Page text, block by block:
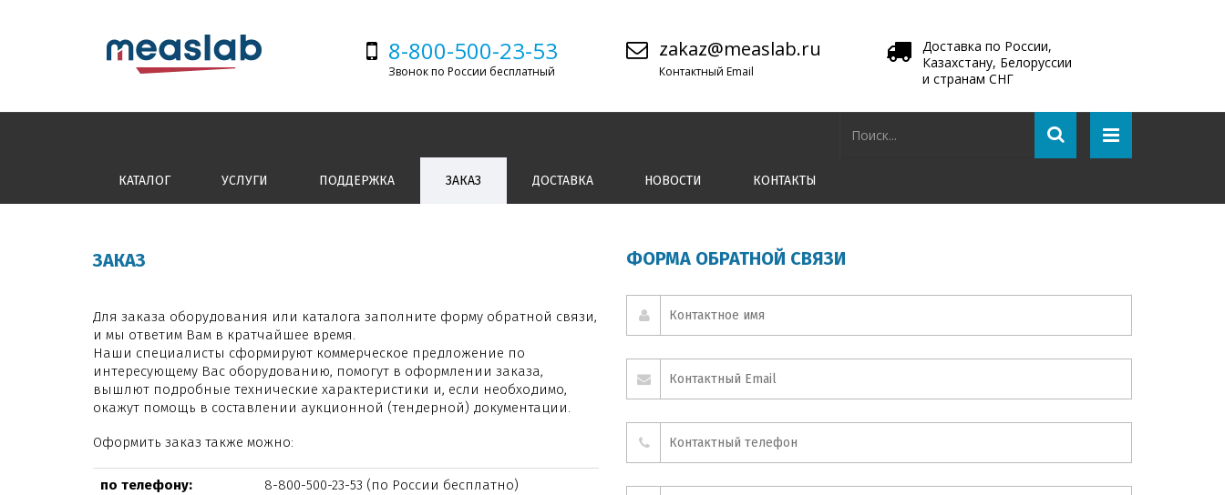
8-800-500-23-53
Звонок по России бесплатный
zakaz@measlab.ru
Контактный Email
Доставка по России,
Казахстану, Белоруссии
и странам СНГ
КАТАЛОГ УСЛУГИ ПОДДЕРЖКА ЗАКАЗ ДОСТАВКА НОВОСТИ КОНТАКТЫ
ЗАКАЗ
Для заказа оборудования или каталога заполните форму обратной связи,
и мы ответим Вам в кратчайшее время.
Наши специалисты сформируют коммерческое предложение по
интересующему Вас оборудованию, помогут в оформлении заказа,
вышлют подробные технические характеристики и, если необходимо,
окажут помощь в составлении аукционной (тендерной) документации.
Оформить заказ также можно:
по телефону: 8-800-500-23-53 (по России бесплатно)
ФОРМА ОБРАТНОЙ СВЯЗИ